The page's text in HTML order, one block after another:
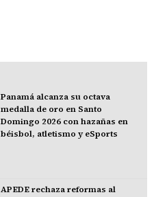
Panamá alcanza su octava
medalla de oro en Santo
Domingo 2026 con hazañas en
béisbol, atletismo y eSports
APEDE rechaza reformas al